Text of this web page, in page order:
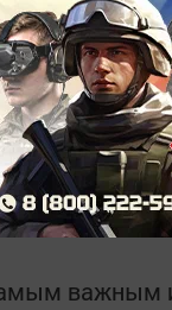
инициативы
заниматься
важным